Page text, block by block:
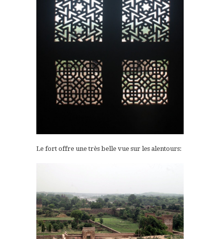
Le fort offre une très belle vue sur les alentours: